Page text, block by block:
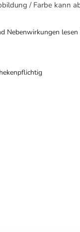
/ Farbe kann
Nebenwirkungen